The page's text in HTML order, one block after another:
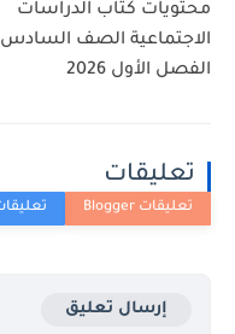
محتويات كتاب الدراسات
الاجتماعية الصف السادس
الفصل الأول 2026
تعليقات
إرسال تعليق